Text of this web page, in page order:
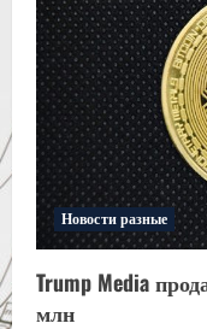
Новости разные
Trump Media
млн